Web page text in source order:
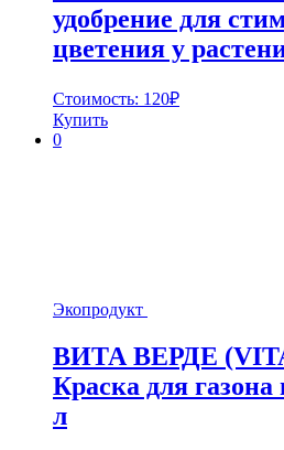
удобрение для
цветения у
Стоимость: 120₽
Купить
0
Экопродукт
ВИТА ВЕРДЕ
Краска для газона
л